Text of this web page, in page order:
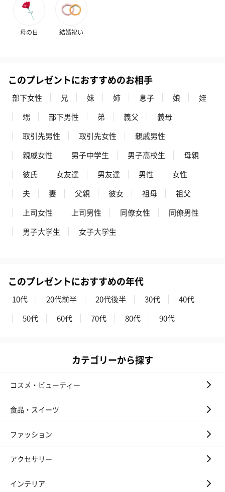
ンセンススティック
ンセンススティック
（880円）
お酒
お酒を同梱してお届けいたします。
ディット（712円）
酒（655円）
おつまみ・その他
のオイル漬（981円）
母の日 結婚祝い
このプレゼントにおすすめのお相手
部下女性 兄 妹 姉 息子 娘
姪
甥
部下男性 弟 義父
義母
取引先男性
取引先女性
親戚男性
親戚女性
男子中学生 男子高校生
母親
彼氏
女友達 男友達 男性
女性
夫
妻 父親 彼女 祖母
祖父
上司女性
上司男性 同僚女性
同僚男性
男子大学生
女子大学生
このプレゼントにおすすめの年代
10代 20代前半 20代後半 30代
40代
50代
60代 70代 80代 90代
カテゴリーから探す
コスメ・ビューティー
食品・スイーツ
ファッション
アクセサリー
インテリア